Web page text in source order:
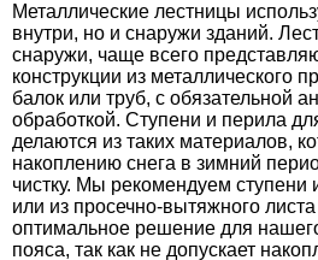
Металлические лестницы
внутри, но и снаружи зданий.
снаружи, чаще всего
конструкции из металлического
балок или труб, с обязательной
обработкой. Ступени и перила
делаются из таких материалов,
накоплению снега в зимний
чистку. Мы рекомендуем ступени
или из просечно-вытяжного
оптимальное решение для
пояса, так как не допускает